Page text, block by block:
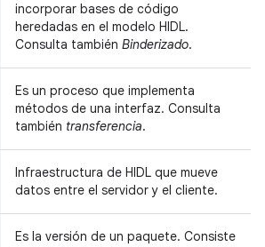
incorporar bases de código
heredadas en el modelo HIDL.
Consulta también Binderizado.
Es un proceso que implementa
métodos de una interfaz. Consulta
también transferencia.
Infraestructura de HIDL que mueve
datos entre el servidor y el cliente.
Es la versión de un paquete. Consiste